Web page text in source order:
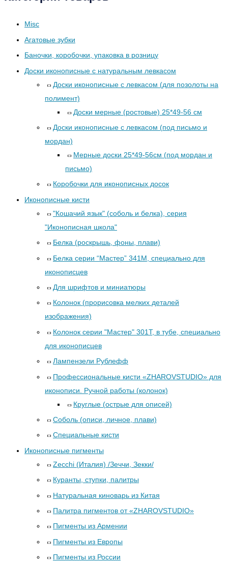
Misc
Агатовые зубки
Баночки, коробочки, упаковка в розницу
Доски иконописные с натуральным левкасом
Доски иконописные с левкасом (для позолоты на
полимент)
Доски мерные (ростовые) 25*49-56 см
Доски иконописные с левкасом (под письмо и
мордан)
Мерные доски 25*49-56см (под мордан и
письмо)
Коробочки для иконописных досок
Иконописные кисти
"Кошачий язык" (соболь и белка), серия
"Иконописная школа"
Белка (роскрышь, фоны, плави)
Белка серии “Мастер” 341М, специально для
иконописцев
Для шрифтов и миниатюры
Колонок (прорисовка мелких деталей
изображения)
Колонок серии "Мастер" 301Т, в тубе, специально
для иконописцев
Лампензели Рублефф
Профессиональные кисти «ZHAROVSTUDIO» для
иконописи. Ручной работы (колонок)
Круглые (острые для описей)
Соболь (описи, личное, плави)
Специальные кисти
Иконописные пигменты
Zecchi (Италия) /Зеччи, Зекки/
Куранты, ступки, палитры
Натуральная киноварь из Китая
Палитра пигментов от «ZHAROVSTUDIO»
Пигменты из Армении
Пигменты из Европы
Пигменты из России